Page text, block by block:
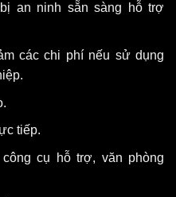
an ninh sẵn sàng hỗ trợ
các chi phí nếu sử dụng
tiếp.
cụ hỗ trợ, văn phòng